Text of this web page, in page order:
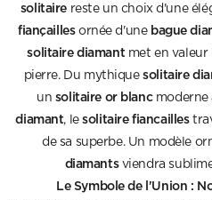
solitaire reste un choix d'une
fiançaillesornée d'une bague
solitaire diamant met en
pierre. Du mythiquesolitaire
un solitaire or blancmoderne
diamant, lesolitaire fiancailles
de sa superbe. Un modèle
diamantsviendra
Le Symbole de l'Union :